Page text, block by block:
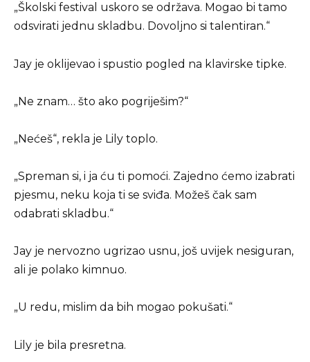
„Školski festival uskoro se održava. Mogao bi tamo
odsvirati jednu skladbu. Dovoljno si talentiran.“
Jay je oklijevao i spustio pogled na klavirske tipke.
„Ne znam… što ako pogriješim?“
„Nećeš“, rekla je Lily toplo.
„Spreman si, i ja ću ti pomoći. Zajedno ćemo izabrati
pjesmu, neku koja ti se sviđa. Možeš čak sam
odabrati skladbu.“
Jay je nervozno ugrizao usnu, još uvijek nesiguran,
ali je polako kimnuo.
„U redu, mislim da bih mogao pokušati.“
Lily je bila presretna.